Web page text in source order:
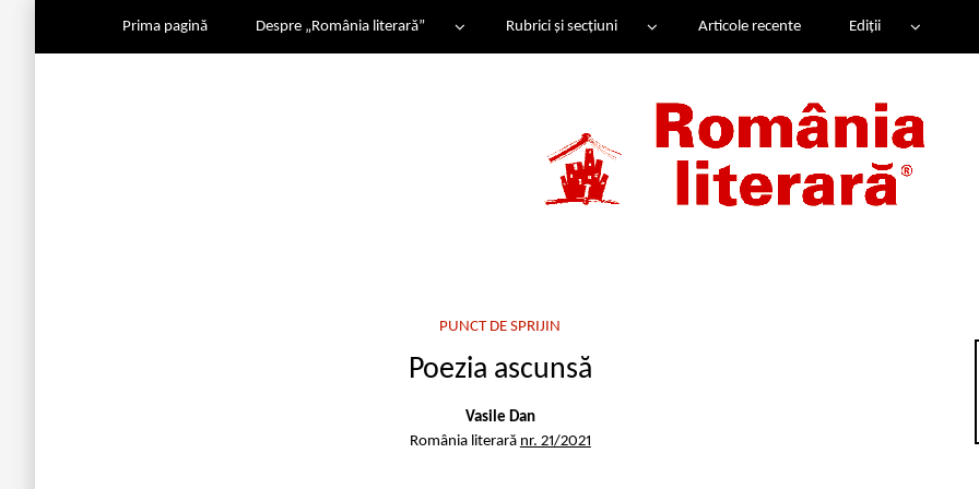
Prima pagină Despre „România literară” Rubrici și secțiuni Articole recente Ediții
PUNCT DE SPRIJIN
Poezia ascunsă
Vasile Dan
România literară nr. 21/2021